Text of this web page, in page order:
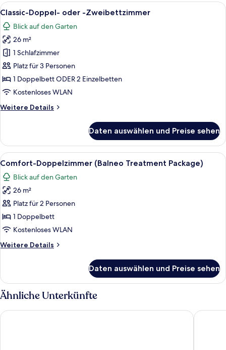
Alle
Fotos
für
Classic-
Doppel-
oder
-
Zweibettzimmer
Ein Hotelzimmer mit einem Bett,
6
Classic-Doppel- oder -Zweibettzimmer
Blick auf den Garten
26 m²
1 Schlafzimmer
Platz für 3 Personen
1 Doppelbett ODER 2 Einzelbetten
Kostenloses WLAN
Weitere Details
Weitere
Doppel-
oder
-
Zweibettzimmer
Daten auswählen und Preise sehen
Alle
Fotos
für
Comfort-
Doppelzimmer
(Balneo
Treatment
anzeigen
Ein Hotelzimmer mit einem Bett,
4
Comfort-Doppelzimmer (Balneo Treatment Package)
Blick auf den Garten
26 m²
Platz für 2 Personen
1 Doppelbett
Kostenloses WLAN
Weitere Details
Weitere
Doppelzimmer
(Balneo
Treatment
Daten auswählen und Preise sehen
Ähnliche Unterkünfte
EA Hotel Atlantic Palace